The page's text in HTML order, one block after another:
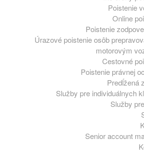
Poistenie
Online
Poistenie
Úrazové poistenie osôb
motorovým
Cestovné
Poistenie právnej
Predĺžená
Služby pre individuálnych
Služby
Senior account